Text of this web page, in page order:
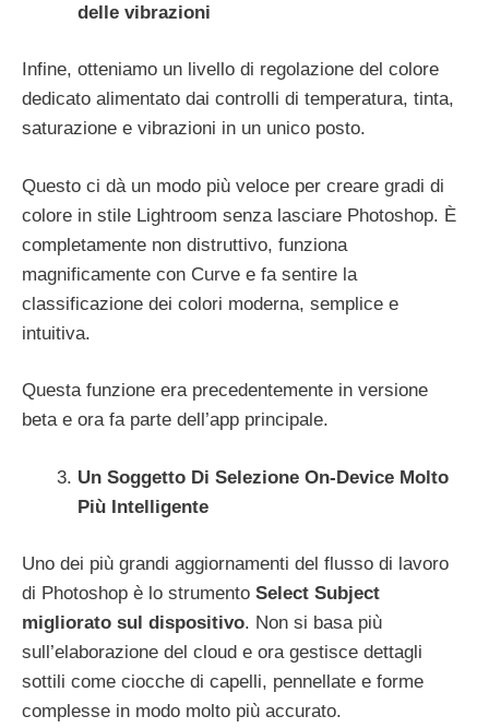
delle vibrazioni
Infine, otteniamo un livello di regolazione del colore
dedicato alimentato dai controlli di temperatura, tinta,
saturazione e vibrazioni in un unico posto.
Questo ci dà un modo più veloce per creare gradi di
colore in stile Lightroom senza lasciare Photoshop. È
completamente non distruttivo, funziona
magnificamente con Curve e fa sentire la
classificazione dei colori moderna, semplice e
intuitiva.
Questa funzione era precedentemente in versione
beta e ora fa parte dell’app principale.
Un Soggetto Di Selezione On-Device Molto
Più Intelligente
Uno dei più grandi aggiornamenti del flusso di lavoro
di Photoshop è lo strumento Select Subject
migliorato sul dispositivo. Non si basa più
sull’elaborazione del cloud e ora gestisce dettagli
sottili come ciocche di capelli, pennellate e forme
complesse in modo molto più accurato.